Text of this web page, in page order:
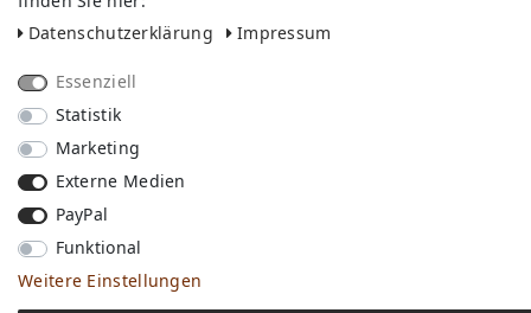
Daten­schutz­erklärung
Impressum
Essenziell
Statistik
Marketing
Externe Medien
PayPal
Funktional
Weitere Einstellungen